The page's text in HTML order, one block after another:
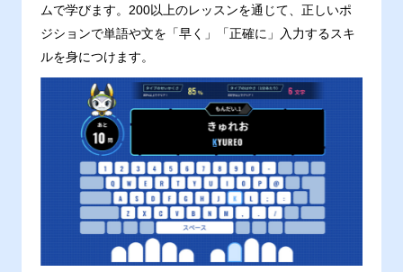
ムで学びます。200以上のレッスンを通じて、正しいポ
ジションで単語や文を「早く」「正確に」入力するスキ
ルを身につけます。